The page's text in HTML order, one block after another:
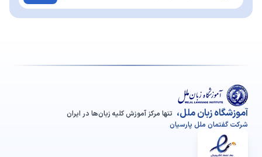
آموزشگاه زبان ملل، تنها مرکز آموزش کلیه زبان‌ها در ایران
شرکت گفتمان ملل پارسیان